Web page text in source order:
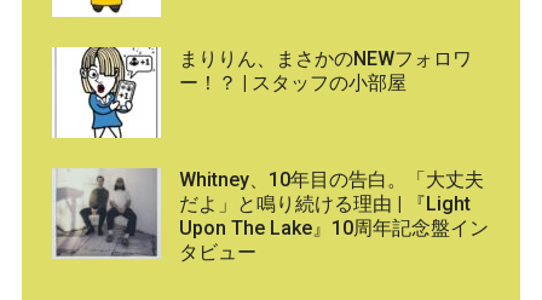
まりりん、まさかのNEWフォロワ
ー！？ | スタッフの小部屋
Whitney、10年目の告白。「大丈夫
だよ」と鳴り続ける理由 | 『Light
Upon The Lake』10周年記念盤イン
タビュー